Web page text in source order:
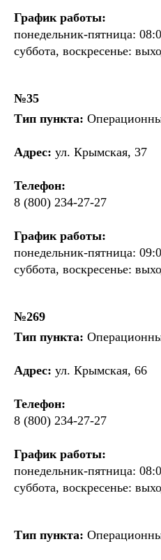
График работы:
понедельник-пятница:
суббота, воскресенье:
№35
Тип пункта:
Адрес: ул. Крымская, 37
Телефон:
8 (800) 234-27-27
График работы:
понедельник-пятница:
суббота, воскресенье:
№269
Тип пункта:
Адрес: ул. Крымская, 66
Телефон:
8 (800) 234-27-27
График работы:
понедельник-пятница:
суббота, воскресенье:
Тип пункта: